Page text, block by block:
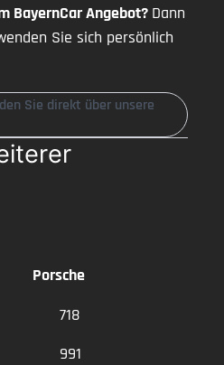
BayernCar Angebot? Dann
Sie sich persönlich
Sie direkt über unsere
Porsche
718
991